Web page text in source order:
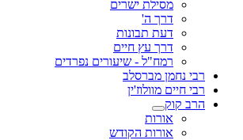
מסילת ישרים
דרך ה'
דעת תבונות
דרך עץ חיים
רמח"ל - שיעורים נפרדים
רבי נחמן מברסלב
רבי חיים מוולוז'ין
הרב קוק
אורות
אורות הקודש